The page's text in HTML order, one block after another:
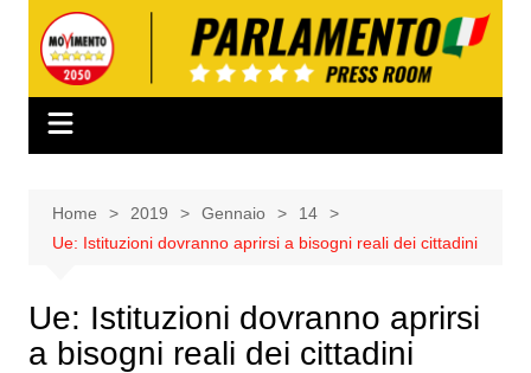
contenuto
Home 2019 Gennaio
14
Ue: Istituzioni dovranno aprirsi a bisogni reali dei cittadini
Ue: Istituzioni dovranno aprirsi
a bisogni reali dei cittadini